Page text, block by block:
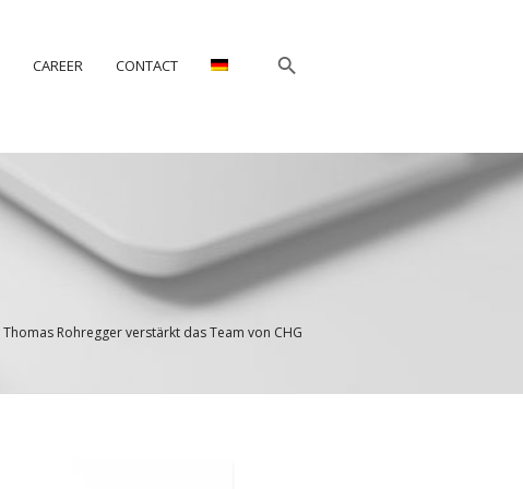
CAREER CONTACT
Thomas Rohregger verstärkt das Team von CHG